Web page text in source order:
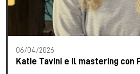
06/04/2026
Katie Tavini e il mastering con